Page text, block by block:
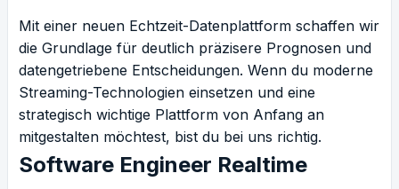
Mit einer neuen Echtzeit-Datenplattform schaffen wir
die Grundlage für deutlich präzisere Prognosen und
datengetriebene Entscheidungen. Wenn du moderne
Streaming-Technologien einsetzen und eine
strategisch wichtige Plattform von Anfang an
mitgestalten möchtest, bist du bei uns richtig.
Software Engineer Realtime